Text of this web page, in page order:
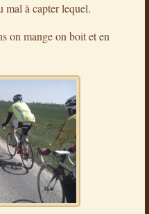
mal à capter lequel.
on mange on boit et en